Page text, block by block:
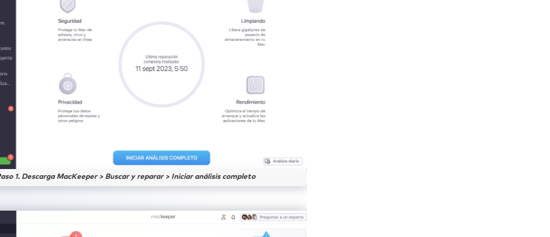
1. Descarga MacKeeper > Buscar y reparar > Iniciar análisis completo